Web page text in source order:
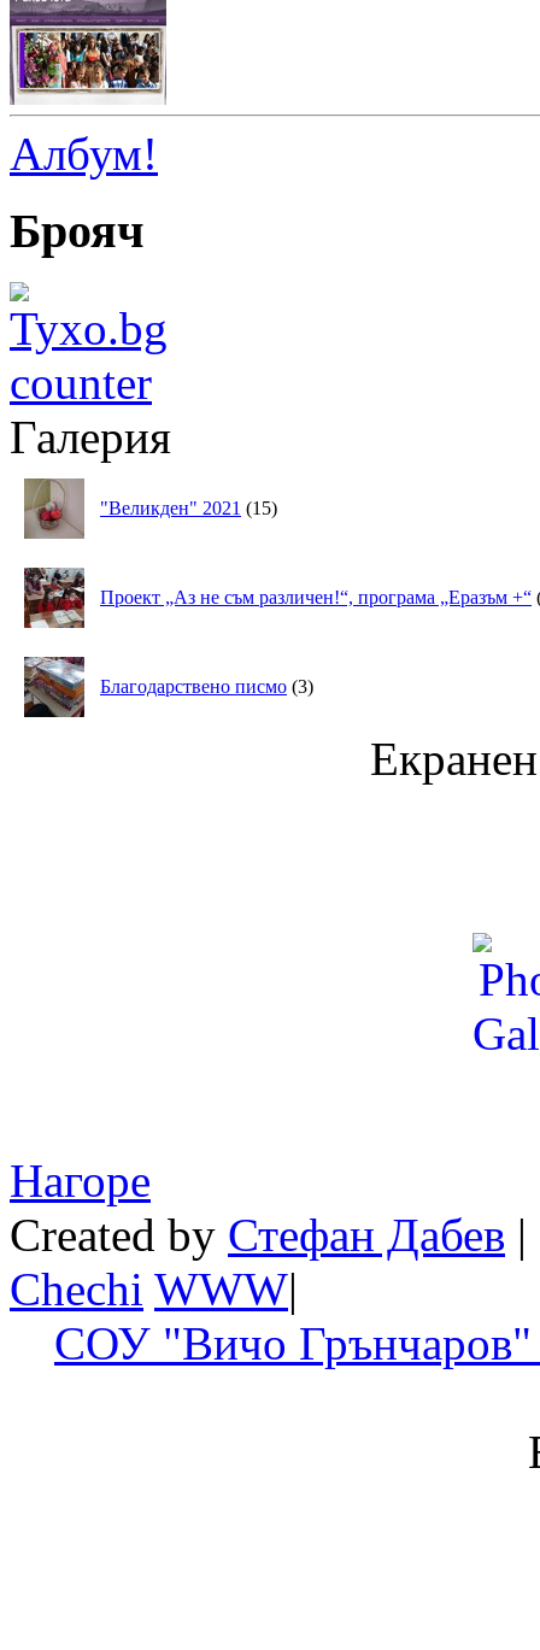
Албум!
Брояч
Галерия
"Великден" 2021 (15)
Проект „Аз не съм различен!“, програма „Еразъм +“
Благодарствено писмо (3)
Нагоре
Created by Стефан Дабев
Chechi WWW|
СОУ "Вичо Грънчаров"